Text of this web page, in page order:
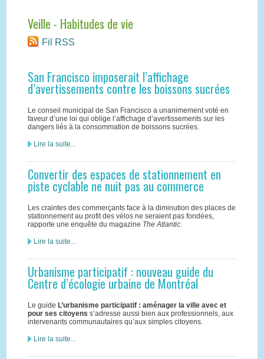
Veille - Habitudes de vie
Fil RSS
San Francisco imposerait l’affichage
d’avertissements contre les boissons sucrées
Le conseil municipal de San Francisco a unanimement voté en
faveur d’une loi qui oblige l’affichage d’avertissements sur les
dangers liés à la consommation de boissons sucrées.
Lire la suite...
Convertir des espaces de stationnement en
piste cyclable ne nuit pas au commerce
Les craintes des commerçants face à la diminution des places de
stationnement au profit des vélos ne seraient pas fondées,
rapporte une enquête du magazine The Atlantic.
Lire la suite...
Urbanisme participatif : nouveau guide du
Centre d’écologie urbaine de Montréal
Le guide L’urbanisme participatif : aménager la ville avec et
pour ses citoyens s’adresse aussi bien aux professionnels, aux
intervenants communautaires qu’aux simples citoyens.
Lire la suite...